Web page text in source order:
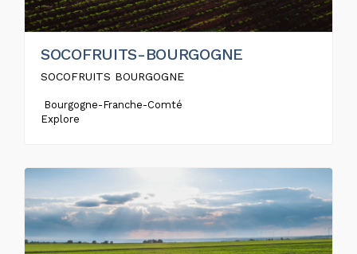
SOCOFRUITS-BOURGOGNE
SOCOFRUITS BOURGOGNE
Bourgogne-Franche-Comté
Explore